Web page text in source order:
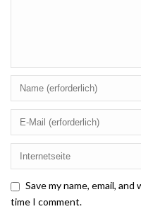
Save my name, email,
time I comment.